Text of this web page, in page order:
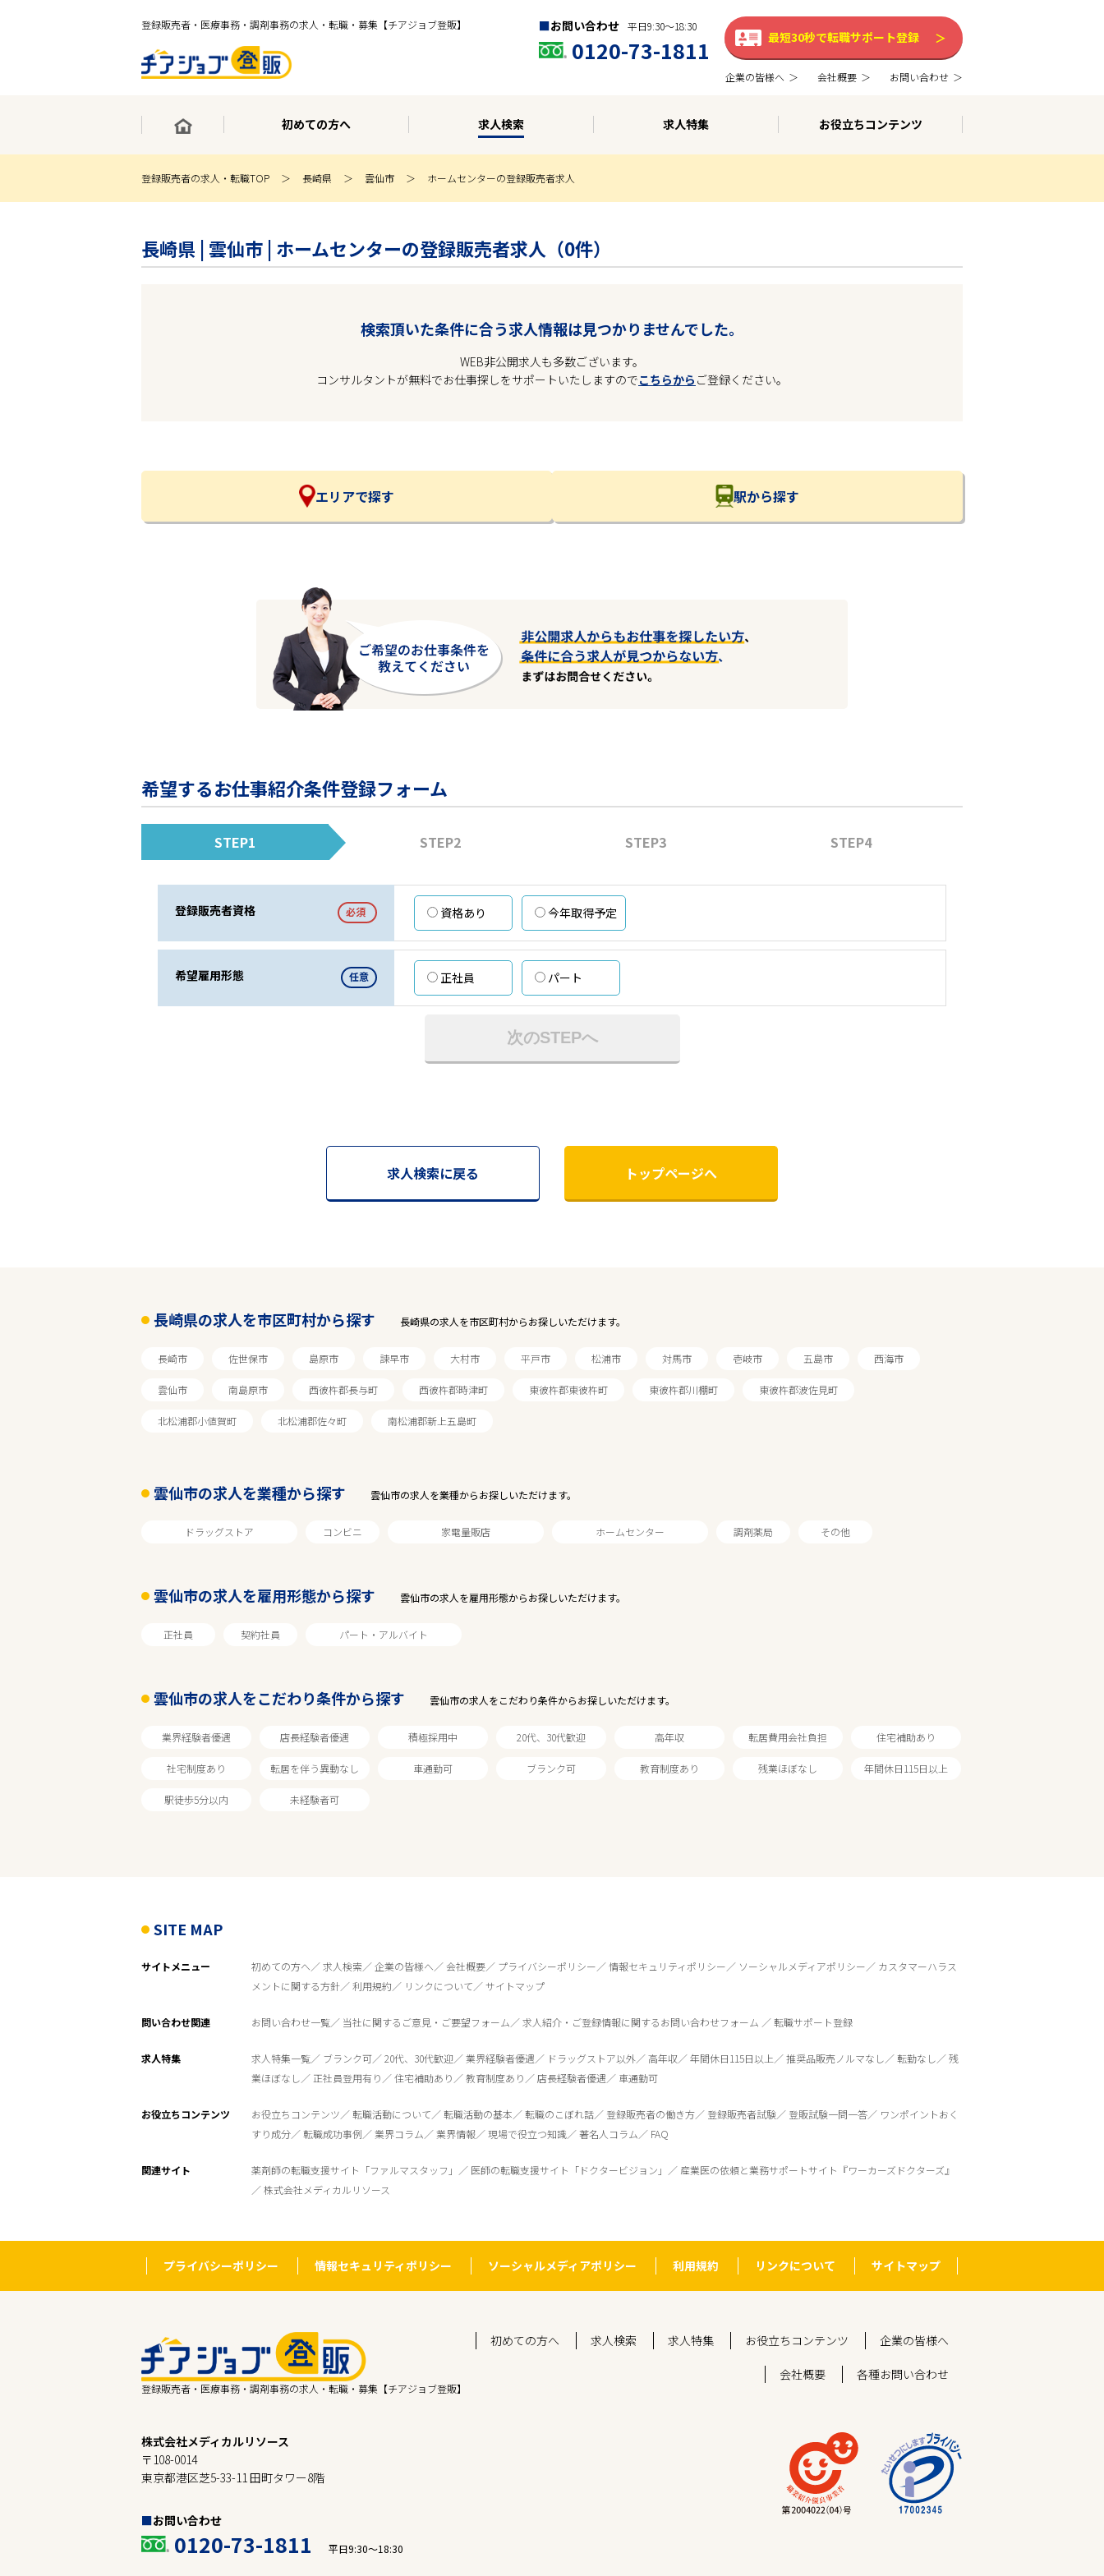
登録販売者・医療事務・調剤事務の求人・転職・募集【チアジョブ登販】 お問い合わせ 平日9:30〜18:30
0120-73-1811 最短30秒で転職サポート登録
企業の皆様へ 会社概要 お問い合わせ
初めての方へ 求人検索 求人特集 お役立ちコンテンツ
登録販売者の求人・転職TOP 長崎県 雲仙市 ホームセンターの登録販売者求人
長崎県 | 雲仙市 | ホームセンターの登録販売者求人（0件）
検索頂いた条件に合う求人情報は見つかりませんでした。
WEB非公開求人も多数ございます。
コンサルタントが無料でお仕事探しをサポートいたしますのでこちらから ご登録ください。
エリアで探す 駅から探す
雲仙市
こだわり条件
フリーワード
0 件
希望するお仕事紹介条件登録フォーム
STEP1 STEP2 STEP3 STEP4
登録販売者資格 必須 資格あり 今年取得予定
希望雇用形態 任意 正社員 パート
次のSTEPへ
求人検索に戻る トップページへ
長崎県の求人を市区町村から探す 長崎県の求人を市区町村からお探しいただけます。
長崎市 佐世保市 島原市 諫早市 大村市 平戸市 松浦市 対馬市 壱岐市 五島市 西海市
雲仙市 南島原市 西彼杵郡長与町 西彼杵郡時津町 東彼杵郡東彼杵町 東彼杵郡川棚町 東彼杵郡波佐見町
北松浦郡小値賀町 北松浦郡佐々町 南松浦郡新上五島町
雲仙市の求人を業種から探す 雲仙市の求人を業種からお探しいただけます。
ドラッグストア コンビニ 家電量販店 ホームセンター 調剤薬局 その他
雲仙市の求人を雇用形態から探す 雲仙市の求人を雇用形態からお探しいただけます。
正社員 契約社員 パート・アルバイト
雲仙市の求人をこだわり条件から探す 雲仙市の求人をこだわり条件からお探しいただけます。
業界経験者優遇 店長経験者優遇 積極採用中 20代、30代歓迎 高年収 転居費用会社負担 住宅補助あり
社宅制度あり 転居を伴う異動なし 車通勤可 ブランク可 教育制度あり 残業ほぼなし 年間休日115日以上
駅徒歩5分以内 未経験者可
SITE MAP
サイトメニュー 初めての方へ 求人検索 企業の皆様へ 会社概要 プライバシーポリシー 情報セキュリティポリシー ソーシャルメディアポリシー
カスタマーハラス
メントに関する方針
利用規約 リンクについて サイトマップ
問い合わせ関連 お問い合わせ一覧 当社に関するご意見・ご要望フォーム 求人紹介・ご登録情報に関するお問い合わせフォーム 転職サポート登録
求人特集 求人特集一覧 ブランク可 20代、30代歓迎 業界経験者優遇 ドラッグストア以外 高年収 年間休日115日以上 推奨品販売ノルマなし 転勤なし
残
業ほぼなし
正社員登用有り 住宅補助あり 教育制度あり 店長経験者優遇 車通勤可
お役立ちコンテンツ お役立ちコンテンツ 転職活動について 転職活動の基本 転職のこぼれ話 登録販売者の働き方 登録販売者試験 登販試験一問一答
ワンポイントおく
すり成分
転職成功事例 業界コラム 業界情報 現場で役立つ知識 著名人コラム FAQ
関連サイト 薬剤師の転職支援サイト「ファルマスタッフ」 医師の転職支援サイト「ドクタービジョン」
産業医の依頼と業務サポートサイト『ワーカーズドクターズ』
株式会社メディカルリソース
プライバシーポリシー 情報セキュリティポリシー ソーシャルメディアポリシー 利用規約 リンクについて サイトマップ
登録販売者・医療事務・調剤事務の求人・転職・募集【チアジョブ登販】
初めての方へ 求人検索 求人特集 お役立ちコンテンツ 企業の皆様へ
会社概要 各種お問い合わせ
株式会社メディカルリソース
〒108-0014
東京都港区芝5-33-11 田町タワー8階
お問い合わせ
0120-73-1811 平日9:30〜18:30